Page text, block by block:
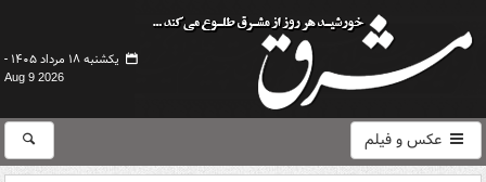
یکشنبه ۱۸ مرداد ۱۴۰۵ -
Aug 9 2026
عکس و فیلم